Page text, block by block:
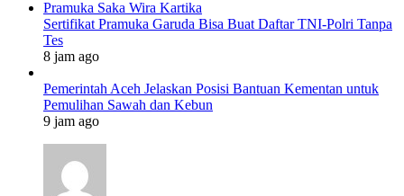
Sertifikat Pramuka Garuda Bisa Buat Daftar TNI-Polri Tanpa
Tes
8 jam ago
Pemerintah Aceh Jelaskan Posisi Bantuan Kementan untuk
Pemulihan Sawah dan Kebun
9 jam ago